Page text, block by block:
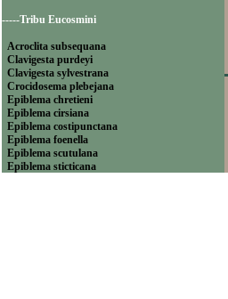
-----Tribu Eucosmini
Acroclita subsequana
Clavigesta purdeyi
Clavigesta sylvestrana
Crocidosema plebejana
Epiblema chretieni
Epiblema cirsiana
Epiblema costipunctana
Epiblema foenella
Epiblema scutulana
Epiblema sticticana